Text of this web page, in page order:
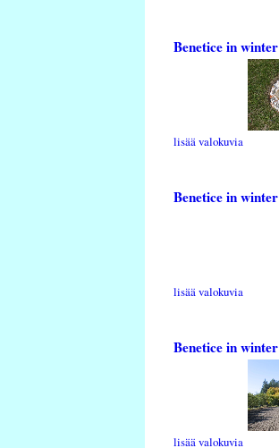
Benetice in winter
lisää valokuvia
Benetice in winter
lisää valokuvia
Benetice in winter
lisää valokuvia